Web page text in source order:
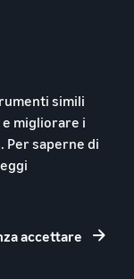
simili
migliorare i
saperne di
accettare